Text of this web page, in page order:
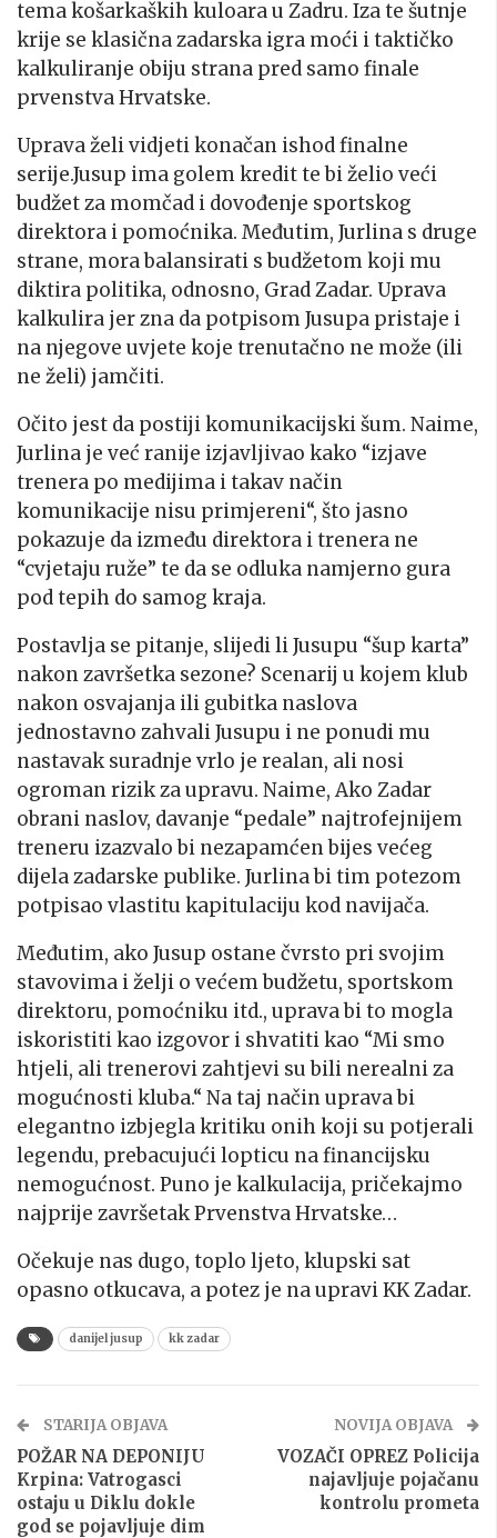
tema košarkaških kuloara u Zadru. Iza te šutnje
krije se klasična zadarska igra moći i taktičko
kalkuliranje obiju strana pred samo finale
prvenstva Hrvatske.
Uprava želi vidjeti konačan ishod finalne
serije.Jusup ima golem kredit te bi želio veći
budžet za momčad i dovođenje sportskog
direktora i pomoćnika. Međutim, Jurlina s druge
strane, mora balansirati s budžetom koji mu
diktira politika, odnosno, Grad Zadar. Uprava
kalkulira jer zna da potpisom Jusupa pristaje i
na njegove uvjete koje trenutačno ne može (ili
ne želi) jamčiti.
Očito jest da postiji komunikacijski šum. Naime,
Jurlina je već ranije izjavljivao kako “izjave
trenera po medijima i takav način
komunikacije nisu primjereni“, što jasno
pokazuje da između direktora i trenera ne
“cvjetaju ruže” te da se odluka namjerno gura
pod tepih do samog kraja.
Postavlja se pitanje, slijedi li Jusupu “šup karta”
nakon završetka sezone? Scenarij u kojem klub
nakon osvajanja ili gubitka naslova
jednostavno zahvali Jusupu i ne ponudi mu
nastavak suradnje vrlo je realan, ali nosi
ogroman rizik za upravu. Naime, Ako Zadar
obrani naslov, davanje “pedale” najtrofejnijem
treneru izazvalo bi nezapamćen bijes većeg
dijela zadarske publike. Jurlina bi tim potezom
potpisao vlastitu kapitulaciju kod navijača.
Međutim, ako Jusup ostane čvrsto pri svojim
stavovima i želji o većem budžetu, sportskom
direktoru, pomoćniku itd., uprava bi to mogla
iskoristiti kao izgovor i shvatiti kao “Mi smo
htjeli, ali trenerovi zahtjevi su bili nerealni za
mogućnosti kluba.“ Na taj način uprava bi
elegantno izbjegla kritiku onih koji su potjerali
legendu, prebacujući lopticu na financijsku
nemogućnost. Puno je kalkulacija, pričekajmo
najprije završetak Prvenstva Hrvatske…
Očekuje nas dugo, toplo ljeto, klupski sat
opasno otkucava, a potez je na upravi KK Zadar.
danijel jusup kk zadar
STARIJA OBJAVA
POŽAR NA DEPONIJU
Krpina: Vatrogasci
ostaju u Diklu dokle
god se pojavljuje dim
NOVIJA OBJAVA
VOZAČI OPREZ Policija
najavljuje pojačanu
kontrolu prometa